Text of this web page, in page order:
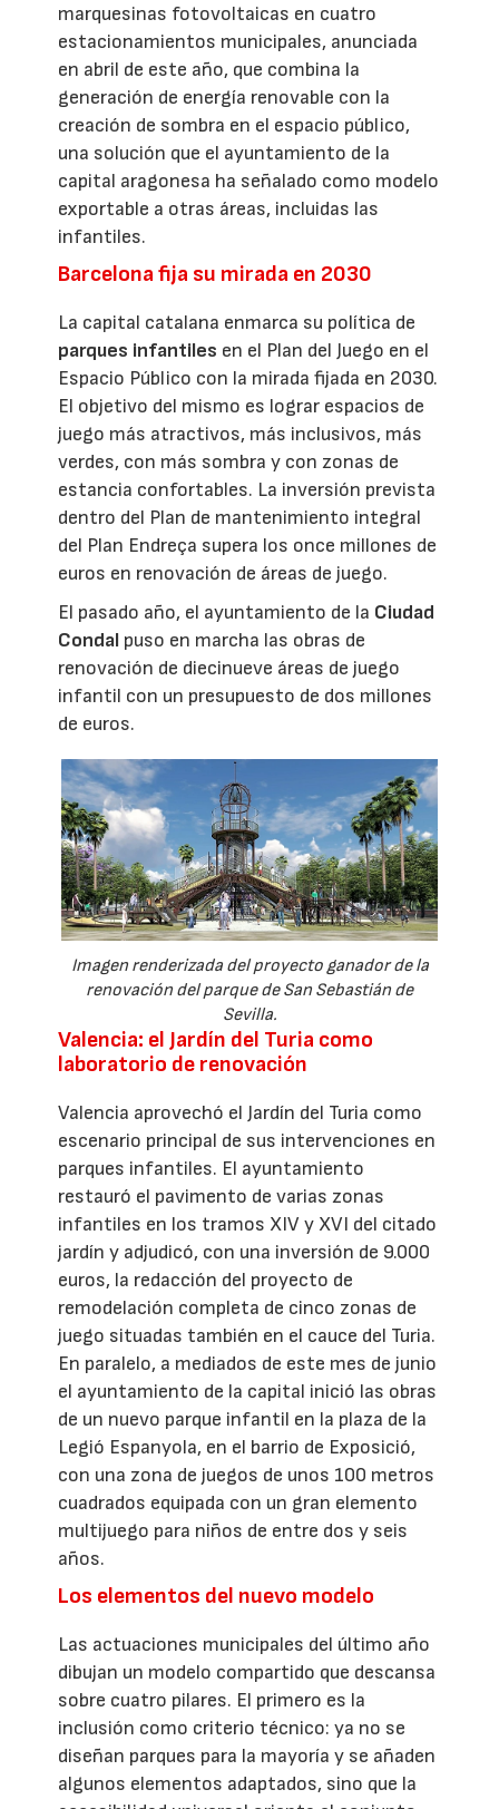
marquesinas fotovoltaicas en cuatro
estacionamientos municipales, anunciada
en abril de este año, que combina la
generación de energía renovable con la
creación de sombra en el espacio público,
una solución que el ayuntamiento de la
capital aragonesa ha señalado como modelo
exportable a otras áreas, incluidas las
infantiles.
Barcelona fija su mirada en 2030
La capital catalana enmarca su política de
parques infantiles en el Plan del Juego en el
Espacio Público con la mirada fijada en 2030.
El objetivo del mismo es lograr espacios de
juego más atractivos, más inclusivos, más
verdes, con más sombra y con zonas de
estancia confortables. La inversión prevista
dentro del Plan de mantenimiento integral
del Plan Endreça supera los once millones de
euros en renovación de áreas de juego.
El pasado año, el ayuntamiento de la Ciudad
Condal puso en marcha las obras de
renovación de diecinueve áreas de juego
infantil con un presupuesto de dos millones
de euros.
Imagen renderizada del proyecto ganador de la
renovación del parque de San Sebastián de
Sevilla.
Valencia: el Jardín del Turia como
laboratorio de renovación
Valencia aprovechó el Jardín del Turia como
escenario principal de sus intervenciones en
parques infantiles. El ayuntamiento
restauró el pavimento de varias zonas
infantiles en los tramos XIV y XVI del citado
jardín y adjudicó, con una inversión de 9.000
euros, la redacción del proyecto de
remodelación completa de cinco zonas de
juego situadas también en el cauce del Turia.
En paralelo, a mediados de este mes de junio
el ayuntamiento de la capital inició las obras
de un nuevo parque infantil en la plaza de la
Legió Espanyola, en el barrio de Exposició,
con una zona de juegos de unos 100 metros
cuadrados equipada con un gran elemento
multijuego para niños de entre dos y seis
años.
Los elementos del nuevo modelo
Las actuaciones municipales del último año
dibujan un modelo compartido que descansa
sobre cuatro pilares. El primero es la
inclusión como criterio técnico: ya no se
diseñan parques para la mayoría y se añaden
algunos elementos adaptados, sino que la